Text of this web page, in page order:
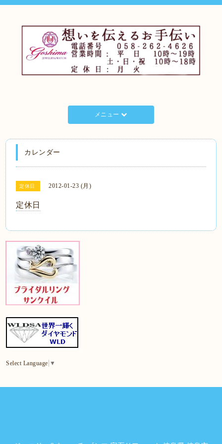
メニュー
カレンダー
定休日 2012-01-23 (月)
定休日
Select Language ▼